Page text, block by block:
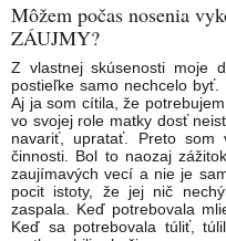
Môžem počas nosenia
ZÁUJMY?
Z vlastnej skúsenosti moje
postieľke samo nechcelo byť.
Aj ja som cítila, že
vo svojej role matky dosť
navariť, upratať. Preto
činnosti. Bol to naozaj
zaujímavých vecí a nie je
pocit istoty, že jej nič
zaspala. Keď potrebovala
Keď sa potrebovala túliť,